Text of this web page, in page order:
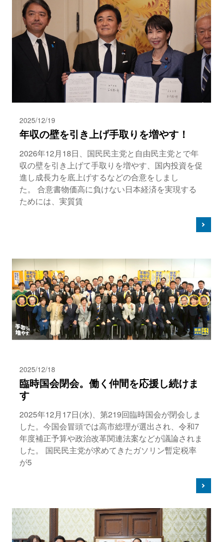
2025/12/19
年収の壁を引き上げ手取りを増やす！
2026年12月18日、国民民主党と自由民主党とで年
収の壁を引き上げて手取りを増やす、国内投資を促
進し成長力を底上げするなどの合意をしまし
た。 合意書物価高に負けない日本経済を実現する
ためには、実質賃
2025/12/18
臨時国会閉会。働く仲間を応援し続けま
す
2025年12月17日(水)、第219回臨時国会が閉会しま
した。今国会冒頭では高市総理が選出され、令和7
年度補正予算や政治改革関連法案などが議論されま
した。 国民民主党が求めてきたガソリン暫定税率
が5